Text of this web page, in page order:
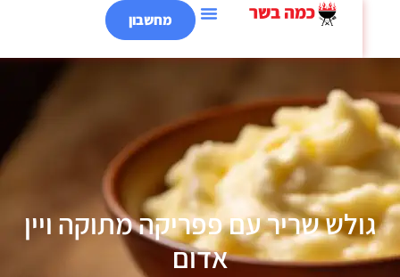
מחשבון
שריר עם פפריקה מתוקה ויין
אדום